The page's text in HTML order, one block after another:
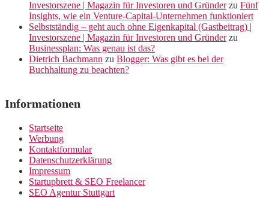
Investorszene | Magazin für Investoren und Gründerzu Fünf
Insights, wie ein Venture-Capital-Unternehmen funktioniert
Selbstständig – geht auch ohne Eigenkapital (Gastbeitrag) |
Investorszene | Magazin für Investoren und Gründerzu
Businessplan: Was genau ist das?
Dietrich Bachmann zu Blogger: Was gibt es bei der
Buchhaltung zu beachten?
Informationen
Startseite
Werbung
Kontaktformular
Datenschutzerklärung
Impressum
Startupbrett & SEO Freelancer
SEO Agentur Stuttgart